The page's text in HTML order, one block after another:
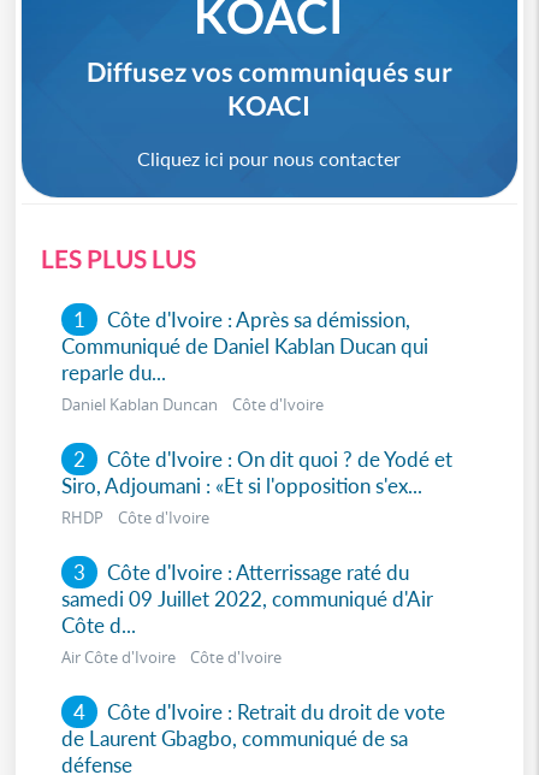
KOACI
Diffusez vos communiqués sur
KOACI
Cliquez ici pour nous contacter
LES PLUS LUS
1 Côte d'Ivoire : Après sa démission,
Communiqué de Daniel Kablan Ducan qui
reparle du...
Daniel Kablan Duncan Côte d'Ivoire
2 Côte d'Ivoire : On dit quoi ? de Yodé et
Siro, Adjoumani : «Et si l'opposition s'ex...
RHDP Côte d'Ivoire
3 Côte d'Ivoire : Atterrissage raté du
samedi 09 Juillet 2022, communiqué d'Air
Côte d...
Air Côte d'Ivoire Côte d'Ivoire
4 Côte d'Ivoire : Retrait du droit de vote
de Laurent Gbagbo, communiqué de sa
défense